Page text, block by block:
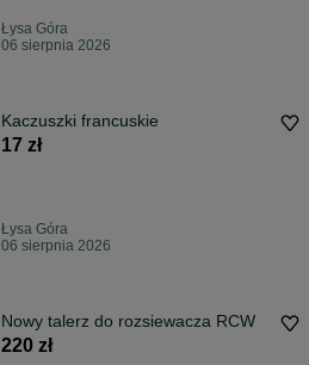
Łysa Góra
06 sierpnia 2026
Kaczuszki francuskie
17 zł
Łysa Góra
06 sierpnia 2026
Nowy talerz do rozsiewacza RCW
220 zł